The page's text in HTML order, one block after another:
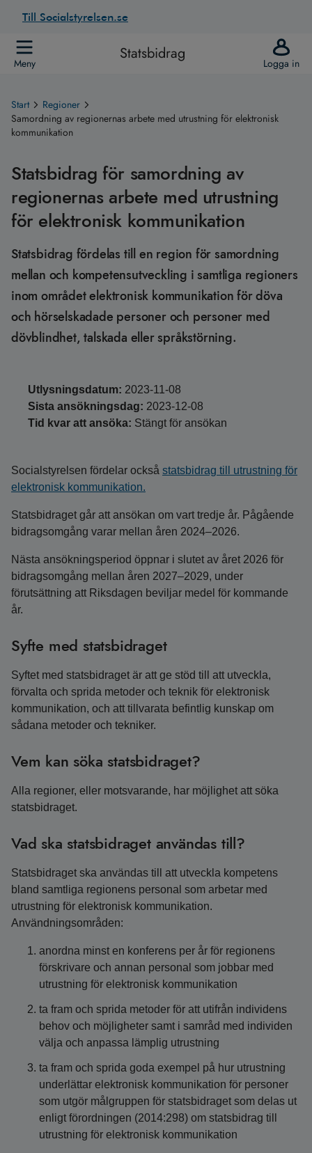
Till Socialstyrelsen.se
Meny Statsbidrag Logga in
Start
Regioner
Samordning av regionernas arbete med utrustning för elektronisk
kommunikation
Statsbidrag för samordning av
regionernas arbete med utrustning
för elektronisk kommunikation
Statsbidrag fördelas till en region för samordning
mellan och kompetensutveckling i samtliga regioners
inom området elektronisk kommunikation för döva
och hörselskadade personer och personer med
dövblindhet, talskada eller språkstörning.
Utlysningsdatum: 2023-11-08
Sista ansökningsdag: 2023-12-08
Tid kvar att ansöka: Stängt för ansökan
Socialstyrelsen fördelar också statsbidrag till utrustning för
elektronisk kommunikation.
Statsbidraget går att ansökan om vart tredje år. Pågående
bidragsomgång varar mellan åren 2024–2026.
Nästa ansökningsperiod öppnar i slutet av året 2026 för
bidragsomgång mellan åren 2027–2029, under
förutsättning att Riksdagen beviljar medel för kommande
år.
Syfte med statsbidraget
Syftet med statsbidraget är att ge stöd till att utveckla,
förvalta och sprida metoder och teknik för elektronisk
kommunikation, och att tillvarata befintlig kunskap om
sådana metoder och tekniker.
Vem kan söka statsbidraget?
Alla regioner, eller motsvarande, har möjlighet att söka
statsbidraget.
Vad ska statsbidraget användas till?
Statsbidraget ska användas till att utveckla kompetens
bland samtliga regionens personal som arbetar med
utrustning för elektronisk kommunikation.
Användningsområden:
anordna minst en konferens per år för regionens
förskrivare och annan personal som jobbar med
utrustning för elektronisk kommunikation
ta fram och sprida metoder för att utifrån individens
behov och möjligheter samt i samråd med individen
välja och anpassa lämplig utrustning
ta fram och sprida goda exempel på hur utrustning
underlättar elektronisk kommunikation för personer
som utgör målgruppen för statsbidraget som delas ut
enligt förordningen (2014:298) om statsbidrag till
utrustning för elektronisk kommunikation